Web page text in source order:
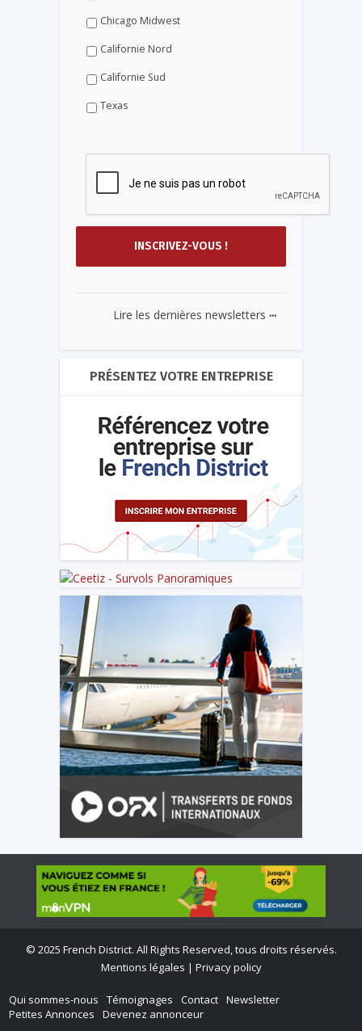
Chicago Midwest
Californie Nord
Californie Sud
Texas
Lire les dernières newsletters ...
PRÉSENTEZ VOTRE ENTREPRISE
© 2025 French District. All Rights Reserved, tous droits réservés.
Mentions légales | Privacy policy
Qui sommes-nous Témoignages Contact Newsletter
Petites Annonces
Devenez annonceur